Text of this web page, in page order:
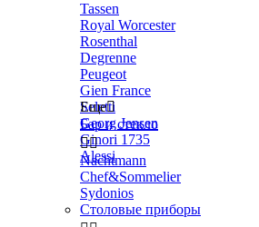
Tassen
Royal Worcester
Rosenthal
Degrenne
Peugeot
Gien France
Seletti
Georg Jensen
Ginori 1735
Alessi
Еще
Бар и стекло

Nachtmann
Chef&Sommelier
Sydonios
Столовые приборы